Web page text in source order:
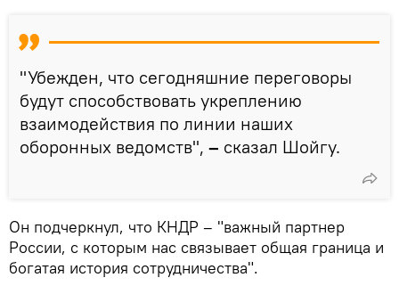
"Убежден, что сегодняшние переговоры
будут способствовать укреплению
взаимодействия по линии наших
оборонных ведомств", – сказал Шойгу.
Он подчеркнул, что КНДР – "важный партнер
России, с которым нас связывает общая граница и
богатая история сотрудничества".